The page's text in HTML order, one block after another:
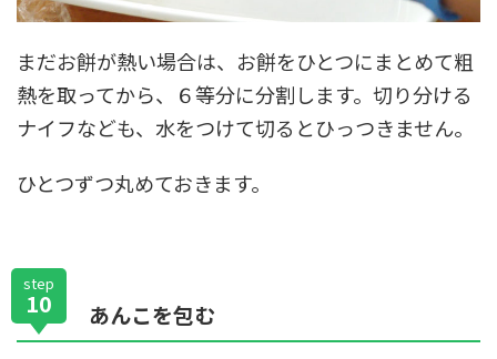
まだお餅が熱い場合は、お餅をひとつにまとめて粗
熱を取ってから、６等分に分割します。切り分ける
ナイフなども、水をつけて切るとひっつきません。
ひとつずつ丸めておきます。
step
10 あんこを包む